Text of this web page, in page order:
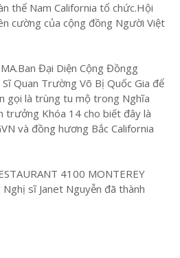
thể Nam California tổ chức.Hội
cường của cộng đồng Người Việt
Đại Diện Cộng Đồngg
Quan Trường Võ Bị Quốc Gia để
gọi là trùng tu mộ trong Nghĩa
trưởng Khóa 14 cho biết đây là
và đồng hương Bắc California
4100 MONTEREY
sĩ Janet Nguyễn đã thành